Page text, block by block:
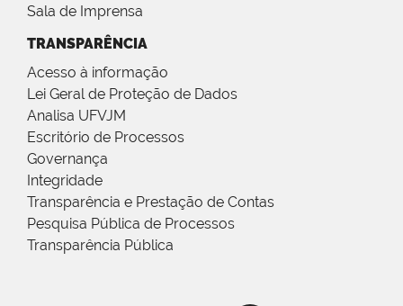
Sala de Imprensa
TRANSPARÊNCIA
Acesso à informação
Lei Geral de Proteção de Dados
Analisa UFVJM
Escritório de Processos
Governança
Integridade
Transparência e Prestação de Contas
Pesquisa Pública de Processos
Transparência Pública